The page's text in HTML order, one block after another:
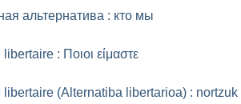
альтернатива : кто мы
: Ποιοι είμαστε
libertaire (Alternatiba libertarioa) : nortzuk